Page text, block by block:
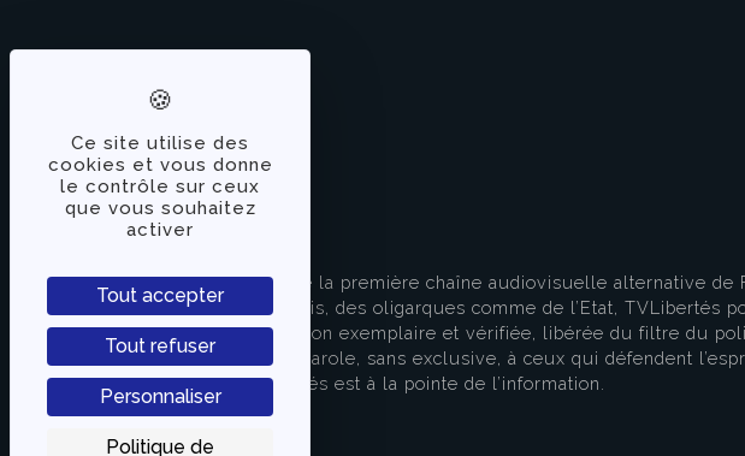
Ce site utilise des
cookies et vous donne
le contrôle sur ceux
que vous souhaitez
activer
Tout accepter
Tout refuser
Personnaliser
Politique de
TVLibertés représente la première chaîne audiovisuelle alternative de
indépendante des partis, des oligarques comme de l’Etat, TVLibertés
apporter une information exemplaire et vérifiée, libérée du filtre du
s’attache à donner la parole, sans exclusive, à ceux qui défendent
européenne. TVLibertés est à la pointe de l’information.